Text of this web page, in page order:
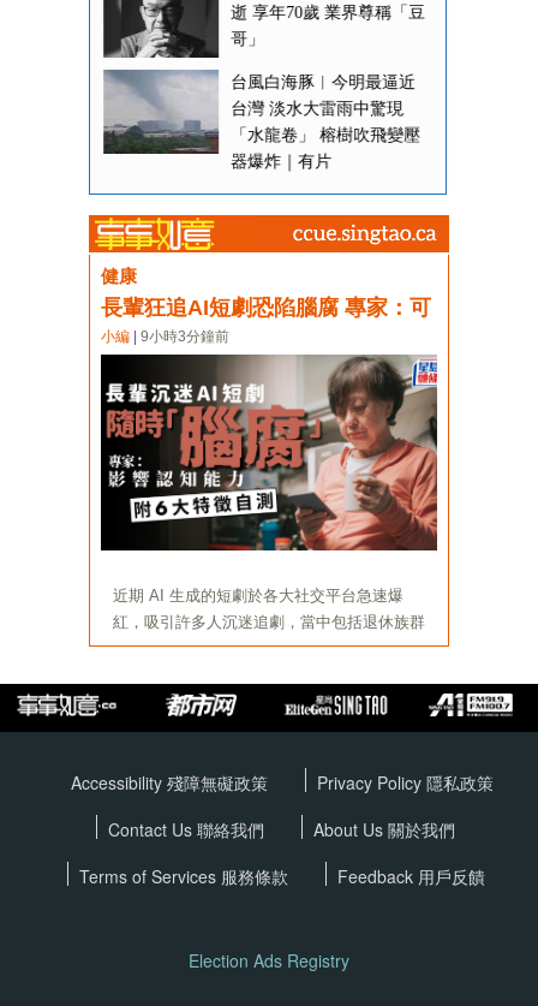
Accessibility 殘障無礙政策 Privacy Policy 隱私政策
Contact Us 聯絡我們
About Us 關於我們
Terms of Services 服務條款 Feedback 用戶反饋
Election Ads Registry